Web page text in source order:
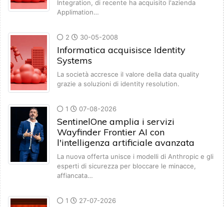
Integration, di recente ha acquisito l'azienda
Applimation…
2 30-05-2008
Informatica acquisisce Identity
Systems
La società accresce il valore della data quality
grazie a soluzioni di identity resolution.
1 07-08-2026
SentinelOne amplia i servizi
Wayfinder Frontier AI con
l'intelligenza artificiale avanzata
La nuova offerta unisce i modelli di Anthropic e gli
esperti di sicurezza per bloccare le minacce,
affiancata…
1 27-07-2026